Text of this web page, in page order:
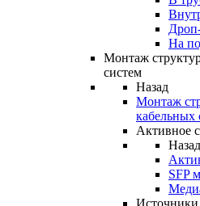
На
Монтаж
систем
Назад
Монтаж
кабельных
Активное
Назад
SFP